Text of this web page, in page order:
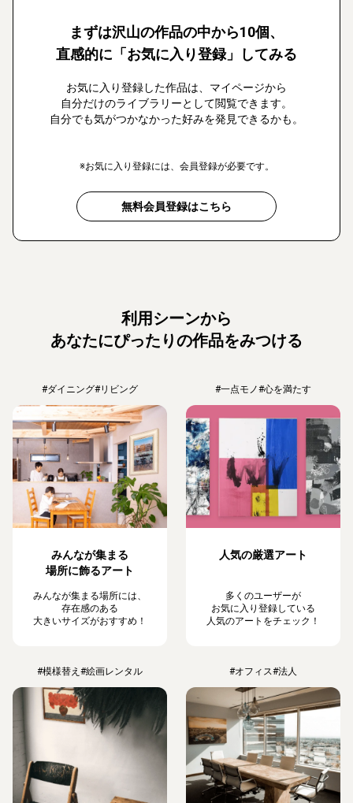
まずは沢山の作品の中から10個、
直感的に「お気に入り登録」してみる
お気に入り登録した作品は、マイページから
自分だけのライブラリーとして閲覧できます。
自分でも気がつかなかった好みを発見できるかも。
※お気に入り登録には、会員登録が必要です。
無料会員登録はこちら
利用シーンから
あなたにぴったりの作品をみつける
#ダイニング#リビング
みんなが集まる
場所に飾るアート
みんなが集まる場所には、
存在感のある
大きいサイズがおすすめ！
#一点モノ#心を満たす
人気の厳選アート
多くのユーザーが
お気に入り登録している
人気のアートをチェック！
#模様替え #絵画レンタル #オフィス#法人